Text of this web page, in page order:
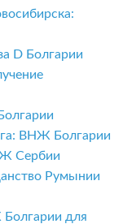
D Болгарии
ВНЖ Болгарии
Сербии
Румынии
для